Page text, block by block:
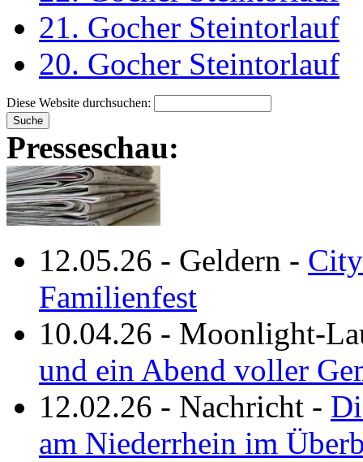
21. Gocher Steintorlauf
20. Gocher Steintorlauf
Diese Website durchsuchen:
Presseschau:
12.05.26 - Geldern -
Familienfest
10.04.26 - Moonlight-
und ein Abend voller
12.02.26 - Nachricht -
am Niederrhein im